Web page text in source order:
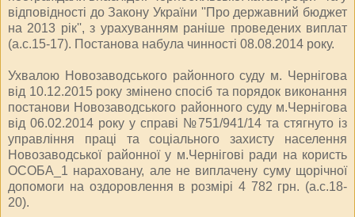
відповідності до Закону України ''Про державний бюджет
на 2013 рік'', з урахуванням раніше проведених виплат
(а.с.15-17). Постанова набула чинності 08.08.2014 року.
Ухвалою Новозаводського районного суду м. Чернігова
від 10.12.2015 року змінено спосіб та порядок виконання
постанови Новозаводського районного суду м.Чернігова
від 06.02.2014 року у справі №751/941/14 та стягнуто із
управління праці та соціального захисту населення
Новозаводської районної у м.Чернігові ради на користь
ОСОБА_1 нараховану, але не виплачену суму щорічної
допомоги на оздоровлення в розмірі 4 782 грн. (а.с.18-
20).